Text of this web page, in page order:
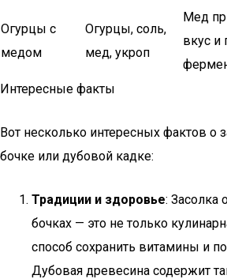
Огурцы с
медом
Огурцы, соль,
мед, укроп
Мед
вкус и
Интересные факты
Вот несколько интересных фактов о
бочке или дубовой кадке:
Традиции и здоровье: Засолка
бочках — это не только
способ сохранить витамины и
Дубовая древесина содержит